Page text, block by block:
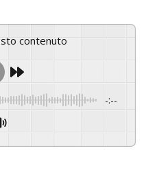
contenuto
-:--